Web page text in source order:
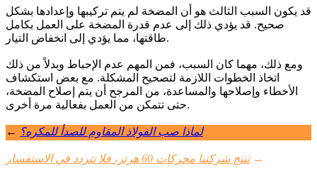
قد يكون السبب الثالث هو أن المضخة لم يتم تركيبها وإعدادها بشكل
صحيح. قد يؤدي ذلك إلى عدم قدرة المضخة على العمل بكامل
طاقتها، مما يؤدي إلى انخفاض التيار.
ومع ذلك، مهما كان السبب، فمن المهم عدم الإحباط وبدلاً من ذلك
اتخاذ الخطوات اللازمة لتصحيح المشكلة. مع بعض استكشاف
الأخطاء وإصلاحها والمساعدة، من المرجح أن يتم إصلاح المضخة،
حتى تتمكن من العمل بفعالية مرة أخرى.
← لماذا صب الفولاذ المقاوم للصدأ للمكره؟
تنتج شركتنا محركات 60 هرتز، فلا تتردد في الاستفسار →